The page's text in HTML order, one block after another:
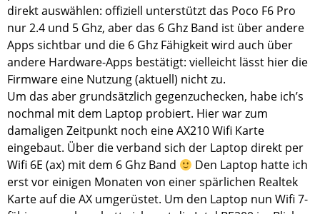
direkt auswählen: offiziell unterstützt das Poco F6 Pro
nur 2.4 und 5 Ghz, aber das 6 Ghz Band ist über andere
Apps sichtbar und die 6 Ghz Fähigkeit wird auch über
andere Hardware-Apps bestätigt: vielleicht lässt hier die
Firmware eine Nutzung (aktuell) nicht zu.
Um das aber grundsätzlich gegenzuchecken, habe ich’s
nochmal mit dem Laptop probiert. Hier war zum
damaligen Zeitpunkt noch eine AX210 Wifi Karte
eingebaut. Über die verband sich der Laptop direkt per
Wifi 6E (ax) mit dem 6 Ghz Band
Den Laptop hatte ich
erst vor einigen Monaten von einer spärlichen Realtek
Karte auf die AX umgerüstet. Um den Laptop nun Wifi 7-